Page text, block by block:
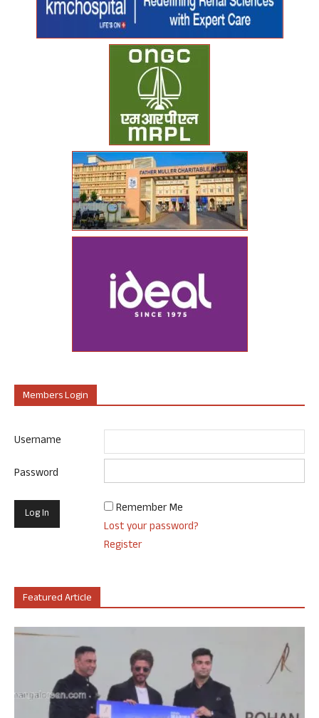
Members Login
Username
Password
Remember Me
Lost your password?
Register
Featured Article